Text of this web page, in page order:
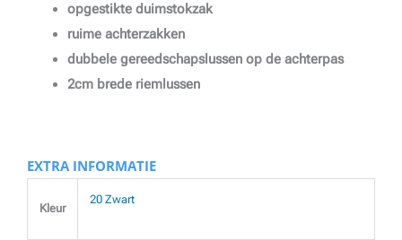
opgestikte duimstokzak
ruime achterzakken
dubbele gereedschapslussen op de achterpas
2cm brede riemlussen
EXTRA INFORMATIE
Kleur
20 Zwart